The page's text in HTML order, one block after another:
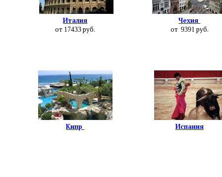
Италия
от 17433 руб.
Чехия
от 9391 руб.
Кипр Испания